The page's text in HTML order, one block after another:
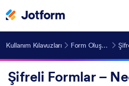
Kullanım Kılavuzları Form Oluşturma
Şifreli Formlar –